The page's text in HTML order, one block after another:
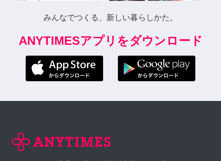
みんなでつくる、新しい暮らしかた。
ANYTIMESアプリをダウンロード